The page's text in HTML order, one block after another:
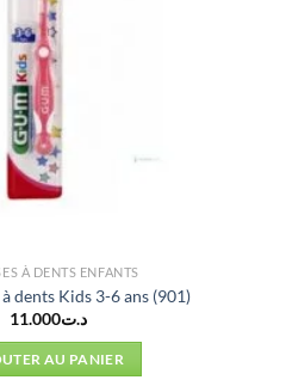
À DENTS ENFANTS
dents Kids 3-6 ans (901)
د.ت11.000
AU PANIER